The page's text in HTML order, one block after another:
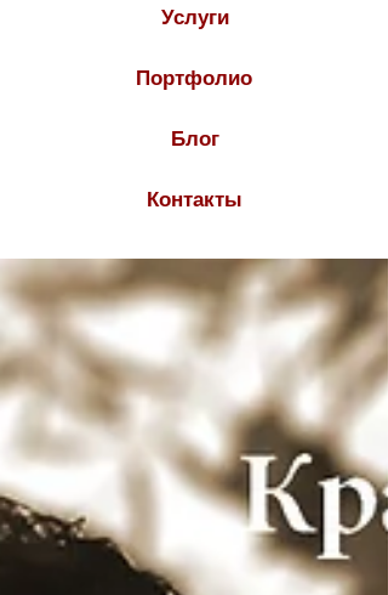
Услуги
Портфолио
Блог
Контакты